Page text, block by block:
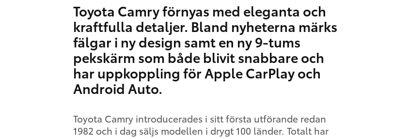
Toyota Camry förnyas med eleganta och
kraftfulla detaljer. Bland nyheterna märks
fälgar i ny design samt en ny 9-tums
pekskärm som både blivit snabbare och
har uppkoppling för Apple CarPlay och
Android Auto.
Toyota Camry introducerades i sitt första utförande redan
1982 och i dag säljs modellen i drygt 100 länder. Totalt har